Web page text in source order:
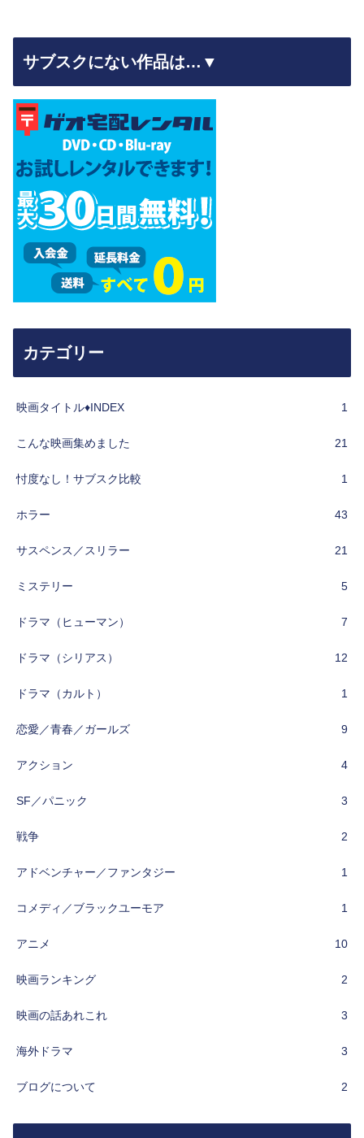
サブスクにない作品は…▼
カテゴリー
映画タイトル♦︎INDEX 1
こんな映画集めました 21
忖度なし！サブスク比較 1
ホラー 43
サスペンス／スリラー 21
ミステリー 5
ドラマ（ヒューマン） 7
ドラマ（シリアス） 12
ドラマ（カルト） 1
恋愛／青春／ガールズ 9
アクション 4
SF／パニック 3
戦争 2
アドベンチャー／ファンタジー 1
コメディ／ブラックユーモア 1
アニメ 10
映画ランキング 2
映画の話あれこれ 3
海外ドラマ 3
ブログについて 2